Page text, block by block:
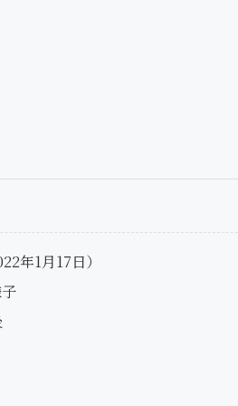
年1月17日）